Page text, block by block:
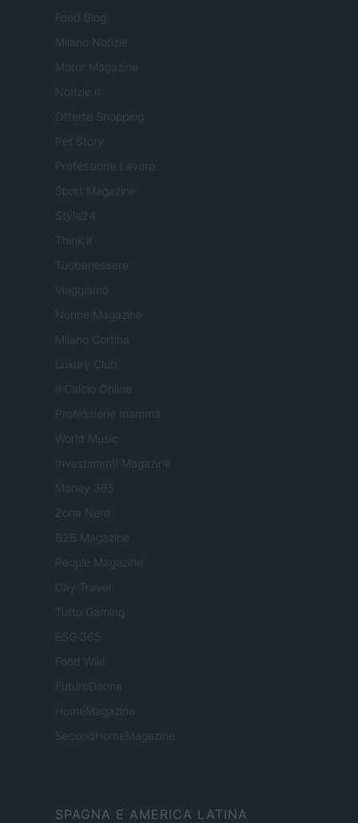
Food Blog
Milano Notizie
Motor Magazine
Notizie.it
Offerte Shopping
Pet Story
Professione Lavoro
Sport Magazine
Style24
Think.it
Tuobenessere
Viaggiamo
Nonne Magazine
Milano Cortina
Luxury Club
Il Calcio Online
Professione mamma
World Music
Investimenti Magazine
Money 365
Zona Nerd
B2B Magazine
People Magazine
Day Travel
Tutto Gaming
ESG 365
Food Wiki
FuturoDonna
HomeMagazine
SecondHomeMagazine
SPAGNA E AMERICA LATINA